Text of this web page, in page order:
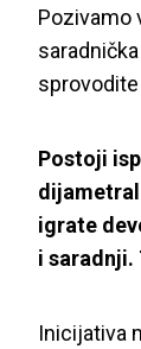
Pozivamo
Postoji
igrate
i saradnji.
Inicijativa